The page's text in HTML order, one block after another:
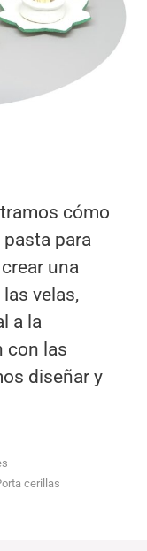
cómo
para
una
velas,
a la
con las
diseñar y
cerillas